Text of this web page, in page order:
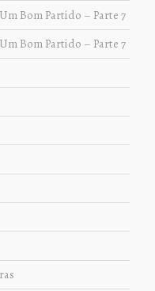
Bom Partido – Parte 7
Bom Partido – Parte 7